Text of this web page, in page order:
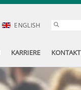
ENGLISH
KARRIERE KONTAKT